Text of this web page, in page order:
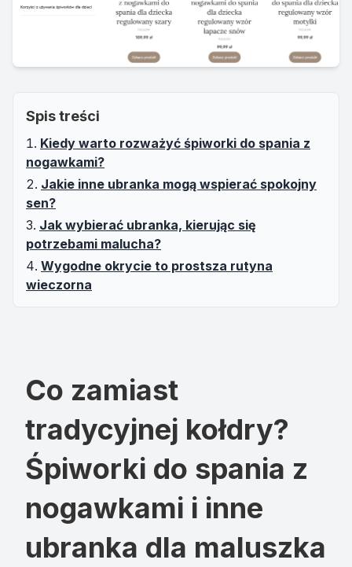
Spis treści
Kiedy warto rozważyć śpiworki do spania z
nogawkami?
Jakie inne ubranka mogą wspierać spokojny
sen?
Jak wybierać ubranka, kierując się
potrzebami malucha?
Wygodne okrycie to prostsza rutyna
wieczorna
Co zamiast
tradycyjnej kołdry?
Śpiworki do spania z
nogawkami i inne
ubranka dla maluszka